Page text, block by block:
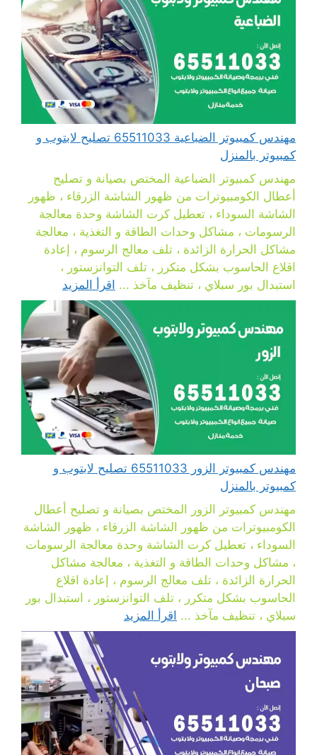
مهندس كمبيوتر الضباعية 65511033 تصليح لابتوب و
كمبيوتر بالمنزل
مهندس كمبيوتر الضباعية المختص بصيانة و تصليح
أعطال الكومبيوترات من ظهور الشاشة الزرقاء ، ظهور
الشاشة السوداء ، تعطيل كرت الشاشة وحدة معالجة
الرسومات ، مشاكل وحدات الطاقة و التغذية ، معالجة
مشاكل الحرارة الزائدة ، تلف معالج الرسوم ، إعادة
اقلاع الحاسوب بشكل متكرر ، تلف التوانزستور ،
استبدال بور سبلاي ، تنظيف مآخذ ... اقرأ المزيد
مهندس كمبيوتر الزور 65511033 تصليح لابتوب و
كمبيوتر بالمنزل
مهندس كمبيوتر الزور المختص بصيانة و تصليح أعطال
الكومبيوترات من ظهور الشاشة الزرقاء ، ظهور الشاشة
السوداء ، تعطيل كرت الشاشة وحدة معالجة الرسومات
، مشاكل وحدات الطاقة و التغذية ، معالجة مشاكل
الحرارة الزائدة ، تلف معالج الرسوم ، إعادة اقلاع
الحاسوب بشكل متكرر ، تلف التوانزستور ، استبدال بور
سبلاي ، تنظيف مآخذ ... اقرأ المزيد